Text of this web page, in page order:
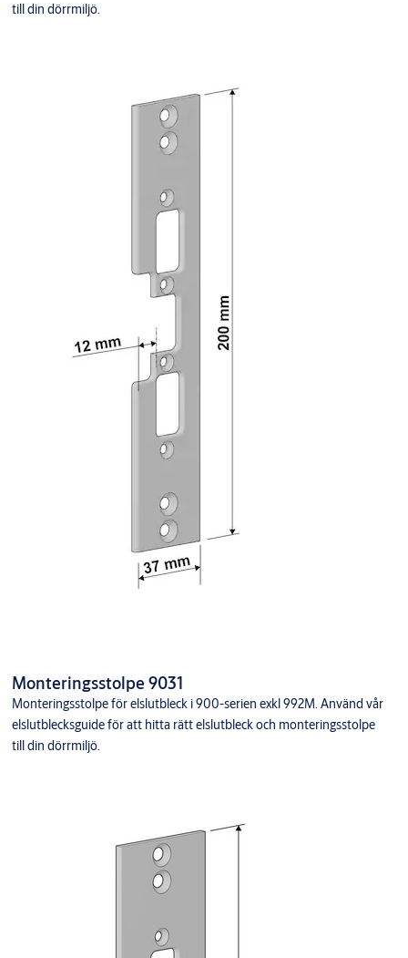
till din dörrmiljö.
Monteringsstolpe 9031
Monteringsstolpe för elslutbleck i 900-serien exkl 992M. Använd vår
elslutblecksguide för att hitta rätt elslutbleck och monteringsstolpe
till din dörrmiljö.